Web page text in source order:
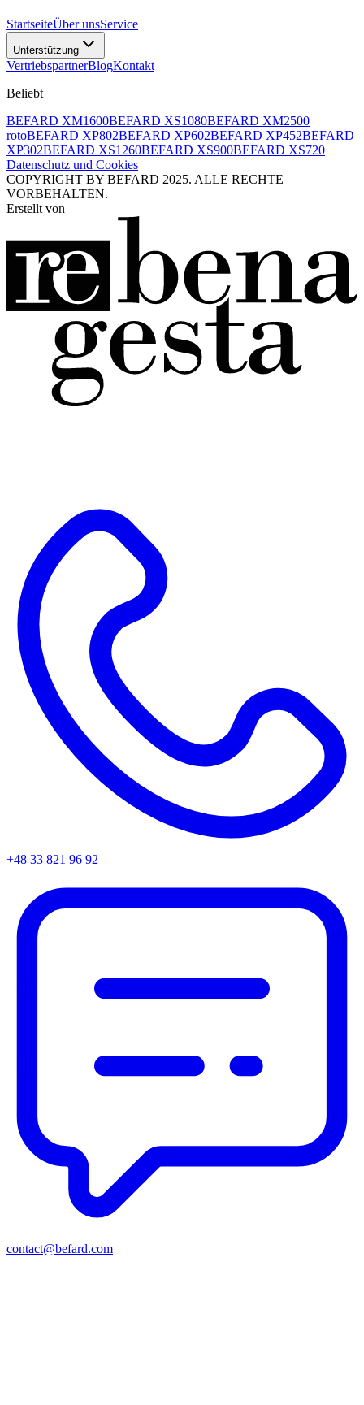
StartseiteÜber unsService
Unterstützung
VertriebspartnerBlogKontakt
Beliebt
BEFARD XM1600BEFARD XS1080BEFARD XM2500
rotoBEFARD XP802BEFARD XP602BEFARD XP452BEFARD
XP302BEFARD XS1260BEFARD XS900BEFARD XS720
Datenschutz und Cookies
COPYRIGHT BY BEFARD 2025. ALLE RECHTE
VORBEHALTEN.
Erstellt von
+48 33 821 96 92
contact@befard.com